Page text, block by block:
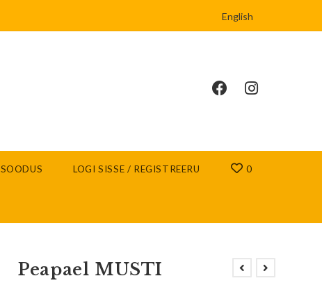
English
SOODUS LOGI SISSE / REGISTREERU 0
Peapael MUSTI